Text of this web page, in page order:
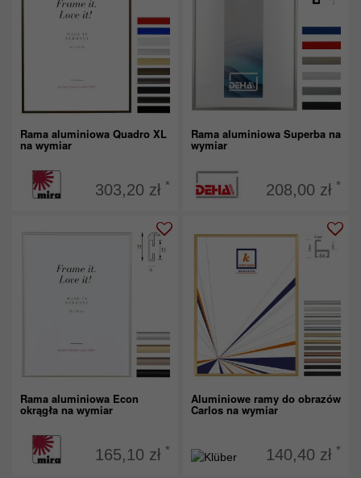
Rama aluminiowa Quadro XL
na wymiar
303,20 zł *
Rama aluminiowa Superba na
wymiar
208,00 zł *
Rama aluminiowa Econ
okrągła na wymiar
165,10 zł *
Aluminiowe ramy do obrazów
Carlos na wymiar
140,40 zł *